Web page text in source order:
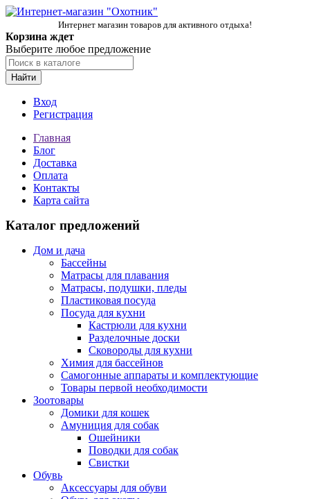
Интернет магазин товаров для активного отдыха!
Корзина ждет
Выберите любое предложение
Найти
Вход
Регистрация
Главная
Блог
Доставка
Оплата
Контакты
Карта сайта
Каталог предложений
Дом и дача
Бассейны
Матрасы для плавания
Матрасы, подушки, пледы
Пластиковая посуда
Посуда для кухни
Кастрюли для кухни
Разделочные доски
Сковороды для кухни
Химия для бассейнов
Самогонные аппараты и комплектующие
Товары первой необходимости
Зоотовары
Домики для кошек
Амуниция для собак
Ошейники
Поводки для собак
Свистки
Обувь
Аксессуары для обуви